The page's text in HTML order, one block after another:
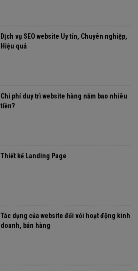
Dịch vụ SEO website Uy tín, Chuyên nghiệp,
Hiệu quả
Chi phí duy trì website hàng năm bao nhiêu
tiền?
Thiết kế Landing Page
Tác dụng của website đối với hoạt động kinh
doanh, bán hàng